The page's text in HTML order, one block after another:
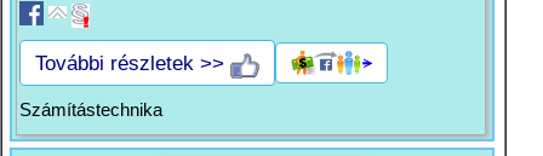
További részletek >>
Számítástechnika